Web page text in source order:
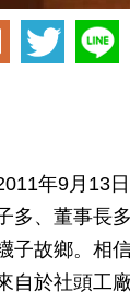
年9月13
多、董事長
子故鄉。相
自於社頭工